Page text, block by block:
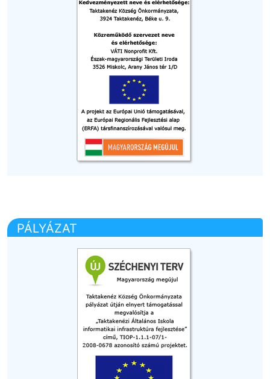
PÁLYÁZAT